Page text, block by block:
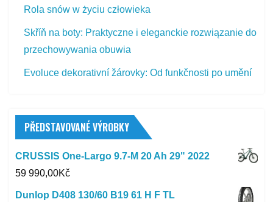
Rola snów w życiu człowieka
Skříň na boty: Praktyczne i eleganckie rozwiązanie do
przechowywania obuwia
Evoluce dekorativní žárovky: Od funkčnosti po umění
PŘEDSTAVOVANÉ VÝROBKY
CRUSSIS One-Largo 9.7-M 20 Ah 29" 2022
59 990,00Kč
Dunlop D408 130/60 B19 61 H F TL